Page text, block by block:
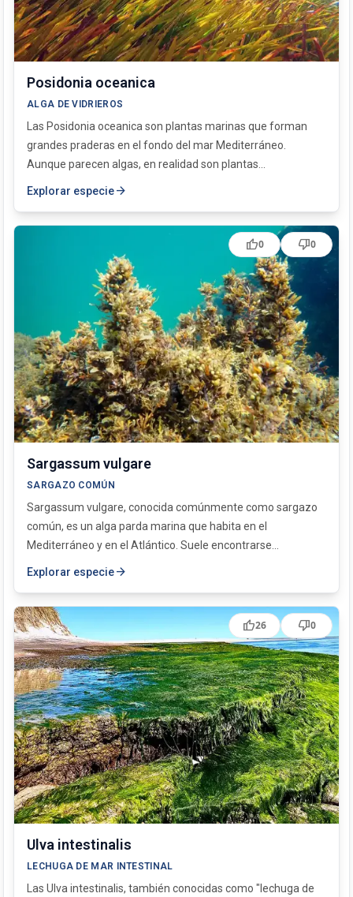
Posidonia oceanica
ALGA DE VIDRIEROS
Las Posidonia oceanica son plantas marinas que forman
grandes praderas en el fondo del mar Mediterráneo.
Aunque parecen algas, en realidad son plantas...
Explorar especiearrow_forward
Sargassum vulgare
SARGAZO COMÚN
Sargassum vulgare, conocida comúnmente como sargazo
común, es un alga parda marina que habita en el
Mediterráneo y en el Atlántico. Suele encontrarse...
Explorar especiearrow_forward
thumb_up0 thumb_down0
Ulva intestinalis
LECHUGA DE MAR INTESTINAL
Las Ulva intestinalis, también conocidas como "lechuga de
thumb_up26 thumb_down0